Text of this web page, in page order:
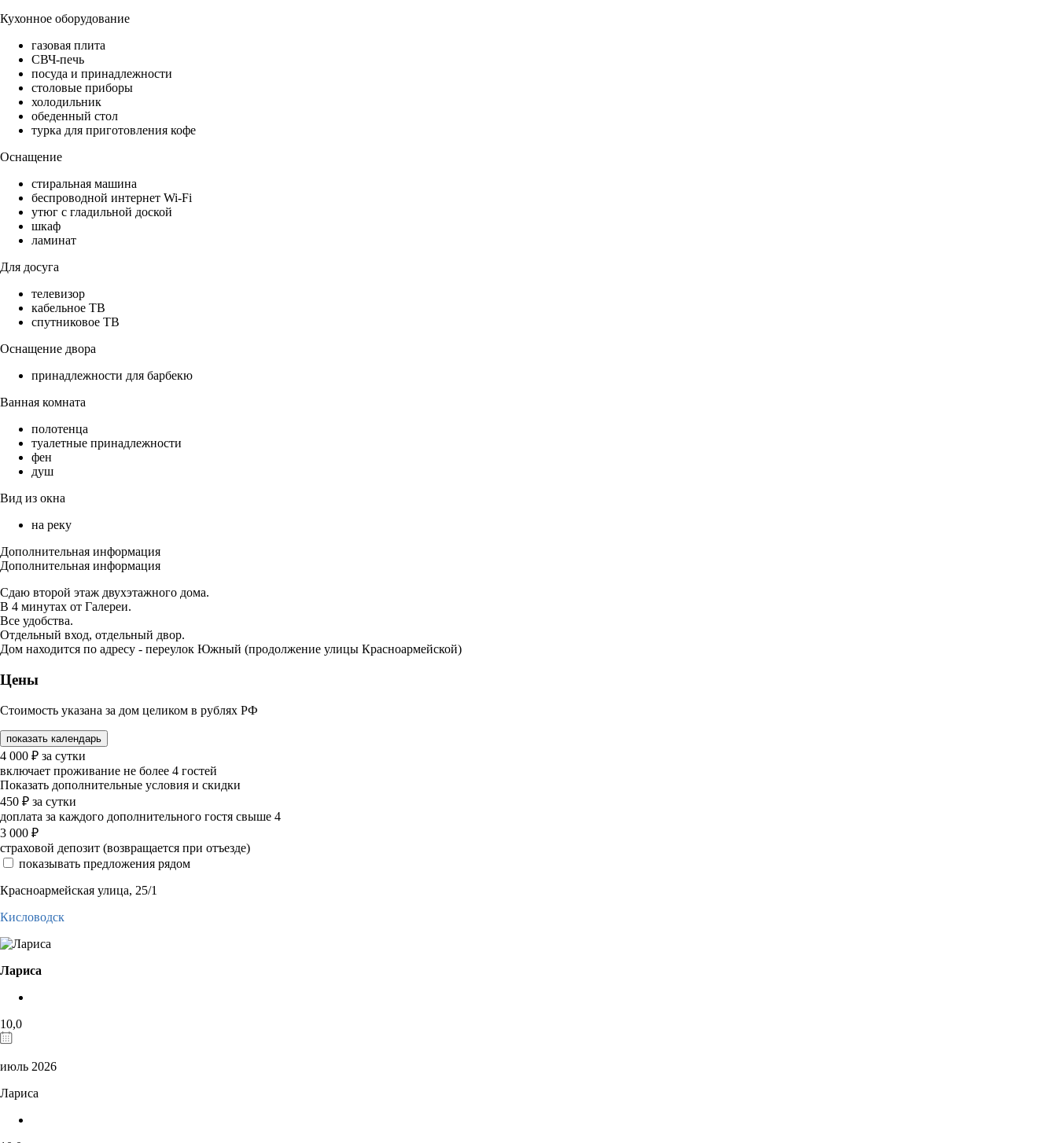
Кухонное оборудование
газовая плита
СВЧ-печь
посуда и принадлежности
столовые приборы
холодильник
обеденный стол
турка для приготовления кофе
Оснащение
стиральная машина
беспроводной интернет Wi-Fi
утюг с гладильной доской
шкаф
ламинат
Для досуга
телевизор
кабельное ТВ
спутниковое ТВ
Оснащение двора
принадлежности для барбекю
Ванная комната
полотенца
туалетные принадлежности
фен
душ
Вид из окна
на реку
Дополнительная информация
Дополнительная информация
Сдаю второй этаж двухэтажного дома.
В 4 минутах от Галереи.
Все удобства.
Отдельный вход, отдельный двор.
Дом находится по адресу - переулок Южный (продолжение улицы Красноармейской)
Цены
Стоимость указана за дом целиком в рублях РФ
показать календарь
4 000 ₽ за сутки
включает проживание не более 4 гостей
Показать дополнительные условия и скидки
450 ₽ за сутки
доплата за каждого дополнительного гостя свыше 4
3 000 ₽
страховой депозит (возвращается при отъезде)
показывать предложения рядом
Красноармейская улица, 25/1
Кисловодск
Лариса
10,0
июль 2026
Лариса